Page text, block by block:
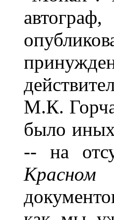
М.К.
было иных
-- на
Красном